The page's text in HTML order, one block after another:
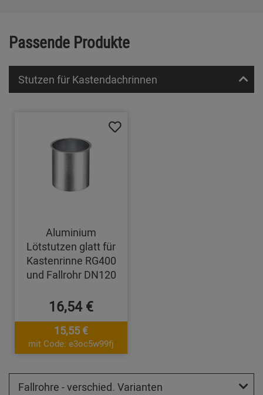
Passende Produkte
Stutzen für Kastendachrinnen
Aluminium
Lötstutzen glatt für
Kastenrinne RG400
und Fallrohr DN120
16,54 €
15,55 €
mit Code: e3oc5w99fj
Fallrohre - verschied. Varianten